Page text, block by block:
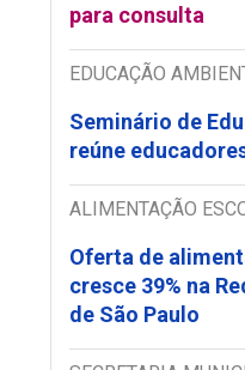
para consulta
EDUCAÇÃO
Seminário de
reúne
ALIMENTAÇÃO
Oferta de
cresce 39% na
de São Paulo